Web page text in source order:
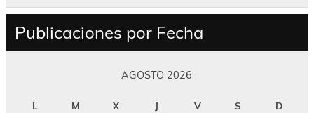
Publicaciones por Fecha
AGOSTO 2026
L M X J V S D